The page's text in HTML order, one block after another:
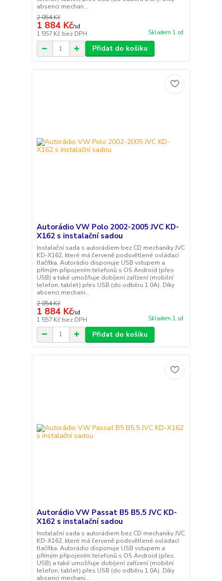
absenci mechan...
2 054 Kč
1 884 Kč/sd
1 557 Kč bez DPH Skladem 1 sd
Přidat do košíku
Autorádio VW Polo 2002-2005 JVC KD-
X162 s instalační sadou
Instalační sada s autorádiem bez CD mechaniky JVC
KD-X162, které má červeně podsvětlené ovládací
tlačítka. Autorádio disponuje USB vstupem a
přímým připojením telefonů s OS Android (přes
USB) a také umožňuje dobíjení zařízení (mobilní
telefon, tablet) přes USB (do odběru 1.0A). Díky
absenci mechani...
2 054 Kč
1 884 Kč/sd
1 557 Kč bez DPH Skladem 1 sd
Přidat do košíku
Autorádio VW Passat B5 B5.5 JVC KD-
X162 s instalační sadou
Instalační sada s autorádiem bez CD mechaniky JVC
KD-X162, které má červeně podsvětlené ovládací
tlačítka. Autorádio disponuje USB vstupem a
přímým připojením telefonů s OS Android (přes
USB) a také umožňuje dobíjení zařízení (mobilní
telefon, tablet) přes USB (do odběru 1.0A). Díky
absenci mechani...